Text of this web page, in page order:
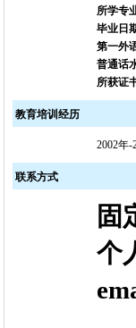
所学专
毕业日
第一外
普通话
所获证
教育培训经历
2002年
联系方式
固
个